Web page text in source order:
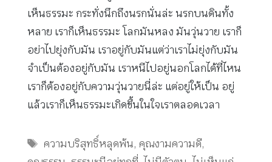
เห็นธรรมะ กระทั่งนึกถึงนรกนั่นล่ะ นรกบนดินทั้ง
หลาย เราก็เห็นธรรมะ โลกมันหลง มันวุ่นวาย เราก็
อย่าไปยุ่งกับมัน เราอยู่กับมันแต่ว่าเราไม่ยุ่งกับมัน
จำเป็นต้องอยู่กับมัน เราหนีไปอยู่นอกโลกได้ที่ไหน
เราก็ต้องอยู่กับความวุ่นวายนี่ล่ะ แต่อยู่ให้เป็น อยู่
แล้วเราก็เห็นธรรมะเกิดขึ้นในใจเราตลอดเวลา
Tags
ความบริสุทธิ์หลุดพ้น,คุณงามความดี,